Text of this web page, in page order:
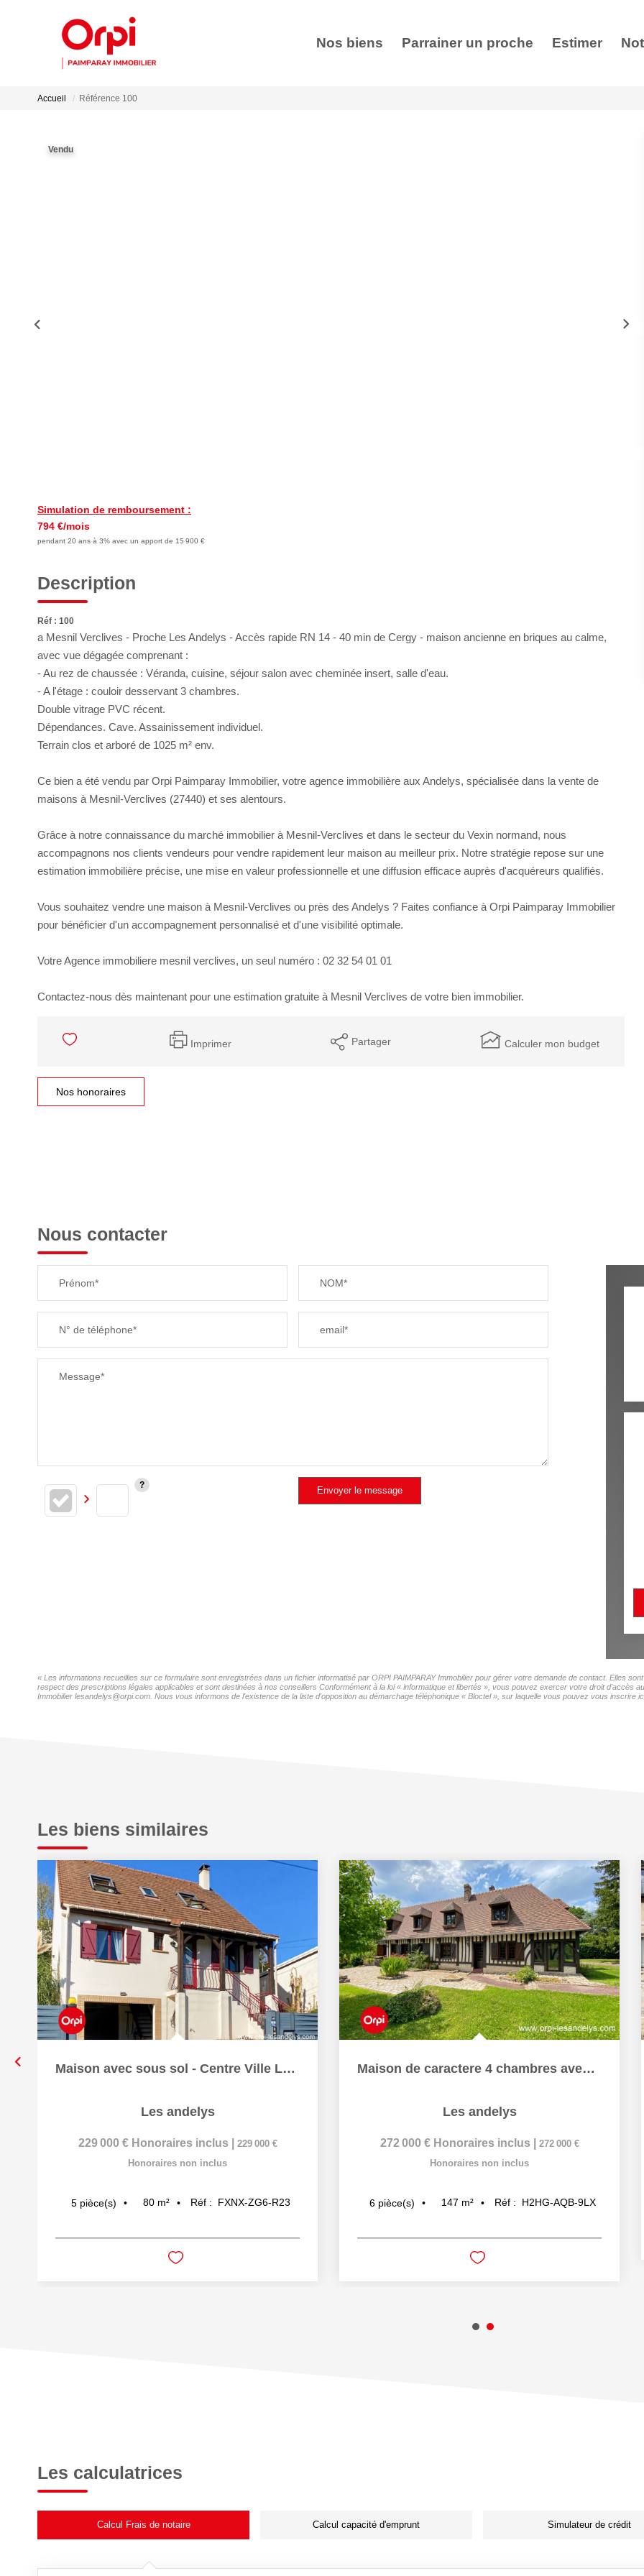
Nos biens Parrainer un proche Estimer
Accueil Référence 100
Vendu
Simulation de remboursement :
794 €/mois
pendant 20 ans à 3% avec un apport de 15 900 €
Description
Réf : 100
a Mesnil Verclives - Proche Les Andelys - Accès rapide RN 14 - 40 min de Cergy - maison ancienne en briques au calme,
avec vue dégagée comprenant :
- Au rez de chaussée : Véranda, cuisine, séjour salon avec cheminée insert, salle d'eau.
- A l'étage : couloir desservant 3 chambres.
Double vitrage PVC récent.
Dépendances. Cave. Assainissement individuel.
Terrain clos et arboré de 1025 m² env.
Ce bien a été vendu par Orpi Paimparay Immobilier, votre agence immobilière aux Andelys, spécialisée dans la vente de
maisons à Mesnil-Verclives (27440) et ses alentours.
Grâce à notre connaissance du marché immobilier à Mesnil-Verclives et dans le secteur du Vexin normand, nous
accompagnons nos clients vendeurs pour vendre rapidement leur maison au meilleur prix. Notre stratégie repose sur une
estimation immobilière précise, une mise en valeur professionnelle et une diffusion efficace auprès d'acquéreurs qualifiés.
Vous souhaitez vendre une maison à Mesnil-Verclives ou près des Andelys ? Faites confiance à Orpi Paimparay Immobilier
pour bénéficier d'un accompagnement personnalisé et d'une visibilité optimale.
Votre Agence immobiliere mesnil verclives, un seul numéro : 02 32 54 01 01
Contactez-nous dès maintenant pour une estimation gratuite à Mesnil Verclives de votre bien immobilier.
Imprimer Partager Calculer mon budget
Nos honoraires
Nous contacter
Prénom* NOM*
N° de téléphone* email*
Message*
Envoyer le message
« Les informations recueillies sur ce formulaire sont enregistrées dans un fichier informatisé par ORPI PAIMPARAY Immobilier pour gérer votre demande de contact. Elles
respect des prescriptions légales applicables et sont destinées à nos conseillers Conformément à la loi « informatique et libertés », vous pouvez exercer votre droit d'accès
Immobilier lesandelys@orpi.com. Nous vous informons de l'existence de la liste d'opposition au démarchage téléphonique « Bloctel », sur laquelle vous pouvez vous inscrire
Les biens similaires
Maison avec sous sol - Centre Ville Les Andelys - 3...
Les andelys
229 000 € Honoraires inclus
229 000 €
Honoraires non inclus
5 pièce(s) 80 m² Réf : FXNX-ZG6-R23
Maison de caractere 4 chambres avec Sous sol total et beau...
Les andelys
272 000 € Honoraires inclus
272 000 €
Honoraires non inclus
6 pièce(s) 147 m² Réf : H2HG-AQB-9LX
Les calculatrices
Calcul Frais de notaire Calcul capacité d'emprunt Simulateur de crédit